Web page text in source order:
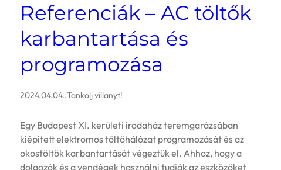
Referenciák – AC töltők
karbantartása és
programozása
2024.04.04..Tankolj villanyt!
Egy Budapest XI. kerületi irodaház teremgarázsában
kiépített elektromos töltőhálózat programozását és az
okostöltők karbantartását végeztük el. Ahhoz, hogy a
dolgozók és a vendégek használni tudják az eszközöket